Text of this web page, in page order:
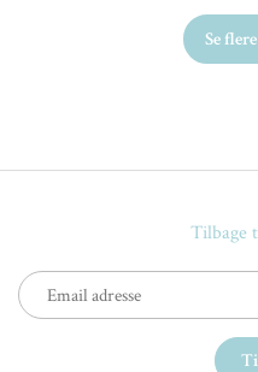
Se
Tilbage